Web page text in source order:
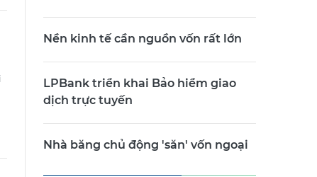
Nền kinh tế cần nguồn vốn rất lớn
LPBank triển khai Bảo hiểm giao
dịch trực tuyến
Nhà băng chủ động 'săn' vốn ngoại